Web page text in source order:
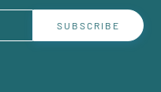
SUBSCRIBE